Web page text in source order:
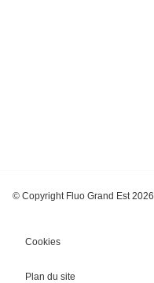
© Copyright Fluo Grand Est 2026
Cookies
Plan du site